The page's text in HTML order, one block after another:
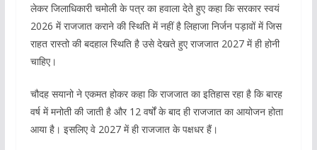
लेकर जिलाधिकारी चमोली के पत्र का हवाला देते हुए कहा कि सरकार स्वयं
2026 में राजजात कराने की स्थिति में नहीं है लिहाजा निर्जन पड़ावों में जिस
राहत रास्तो की बदहाल स्थिति है उसे देखते हुए राजजात 2027 में ही होनी
चाहिए।
चौदह सयानो ने एकमत होकर कहा कि राजजात का इतिहास रहा है कि बारह
वर्ष में मनोती की जाती है और 12 वर्षों के बाद ही राजजात का आयोजन होता
आया है। इसलिए वे 2027 में ही राजजात के पक्षधर हैं।